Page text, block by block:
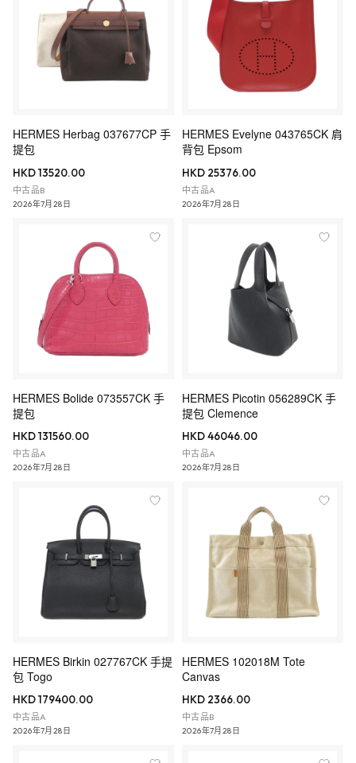
HERMES Herbag 037677CP 手
提包
HKD 13520.00
中古品B
2026年7月28日
HERMES Evelyne 043765CK 肩
背包 Epsom
HKD 25376.00
中古品A
2026年7月28日
HERMES Bolide 073557CK 手
提包
HKD 131560.00
中古品A
2026年7月28日
HERMES Picotin 056289CK 手
提包 Clemence
HKD 46046.00
中古品A
2026年7月28日
HERMES Birkin 027767CK 手提
包 Togo
HKD 179400.00
中古品A
2026年7月28日
HERMES 102018M Tote
Canvas
HKD 2366.00
中古品B
2026年7月28日